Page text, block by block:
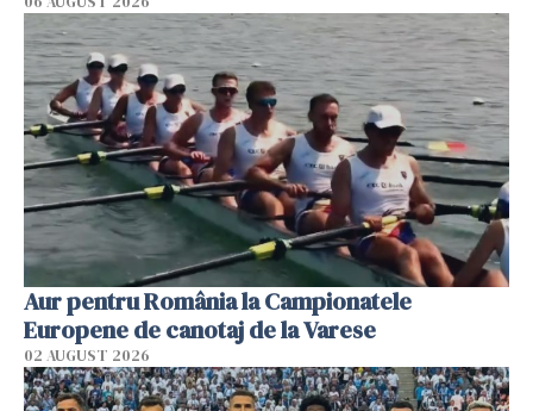
Aur pentru România la Campionatele
Europene de canotaj de la Varese
02 AUGUST 2026